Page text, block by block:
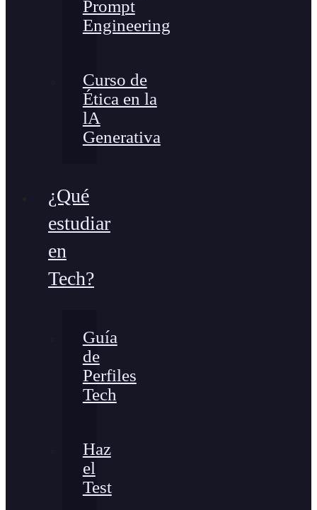
Prompt
Engineering
Curso de
Ética en la
lA
Generativa
¿Qué
estudiar
en
Tech?
Guía
de
Perfiles
Tech
Haz
el
Test